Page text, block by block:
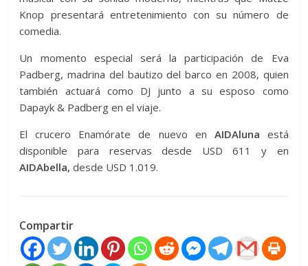
Knop presentará entretenimiento con su número de
comedia.
Un momento especial será la participación de Eva
Padberg, madrina del bautizo del barco en 2008, quien
también actuará como DJ junto a su esposo como
Dapayk & Padberg en el viaje.
El crucero Enamórate de nuevo en AIDAluna está
disponible para reservas desde USD 611 y en
AIDAbella, desde USD 1.019.
Compartir